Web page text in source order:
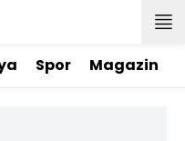
Spor Magazin